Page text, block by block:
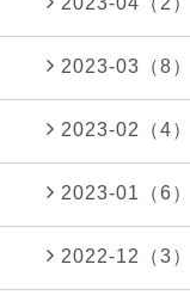
2023-03（8）
2023-02（4）
2023-01（6）
2022-12（3）